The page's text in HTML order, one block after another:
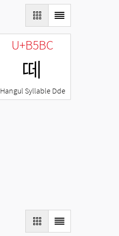
U+B5BC
떼
Hangul Syllable Dde